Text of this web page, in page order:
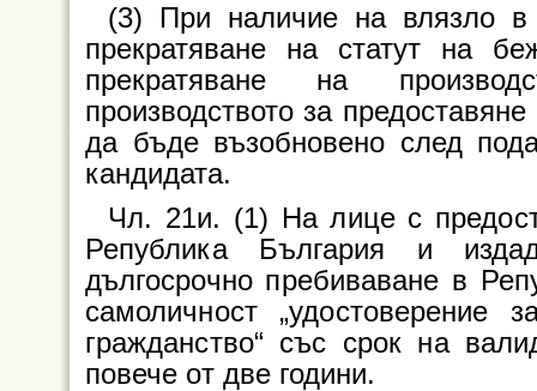
(3) При наличие на влязло
прекратяване на статут на
прекратяване на
производството за
да бъде възобновено след
кандидата.
Чл. 21и. (1) На лице с
Република България и
дългосрочно пребиваване в
самоличност
гражданство“ със срок на
повече от две години.